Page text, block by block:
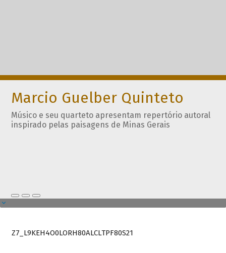
Marcio Guelber Quinteto
Músico e seu quarteto apresentam repertório autoral
inspirado pelas paisagens de Minas Gerais
Z7_L9KEH4O0LORH80ALCLTPF80S21